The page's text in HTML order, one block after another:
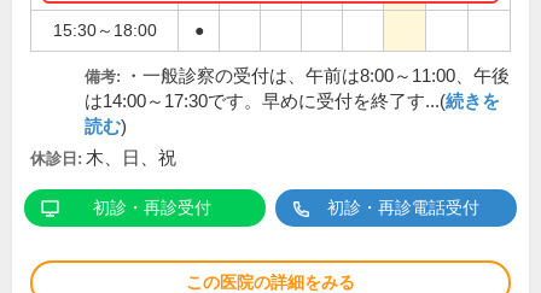
15:30～18:00 ●
備考:
・一般診察の受付は、午前は8:00～11:00、午後
は14:00～17:30です。早めに受付を終了す...(続きを
読む)
休診日: 木、日、祝
初診・再診受付 初診・再診電話受付
この医院の詳細をみる